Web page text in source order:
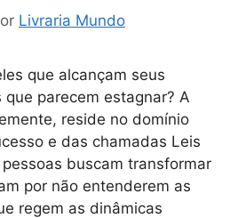
Livraria Mundo
que alcançam seus
parecem estagnar? A
reside no domínio
e das chamadas Leis
buscam transformar
por não entenderem as
regem as dinâmicas